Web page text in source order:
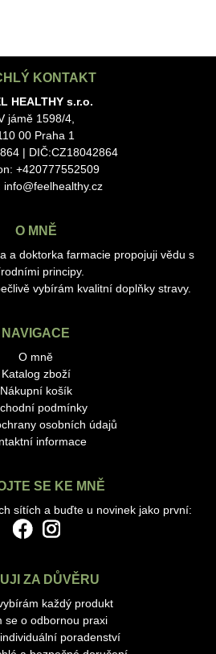
KONTAKT
HEALTHY s.r.o.
jámě 1598/4,
00 Praha 1
| DIČ:CZ18042864
+420777552509
info@feelhealthy.cz
O MNĚ
a doktorka farmacie propojuji vědu s
principy.
vybírám kvalitní doplňky stravy.
NAVIGACE
O mně
Katalog zboží
Nákupní košík
podmínky
osobních údajů
informace
SE KE MNĚ
sítích a buďte u novinek jako první:
ZA DŮVĚRU
každý produkt
se o odbornou praxi
poradenství